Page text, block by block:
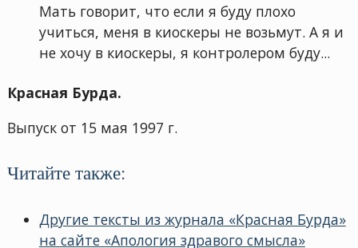
Мать говорит, что если я буду плохо
учиться, меня в киоскеры не возьмут. А я и
не хочу в киоскеры, я контролером буду...
Красная Бурда.
Выпуск от 15 мая 1997 г.
Читайте также:
Другие тексты из журнала «Красная Бурда»
на сайте «Апология здравого смысла»